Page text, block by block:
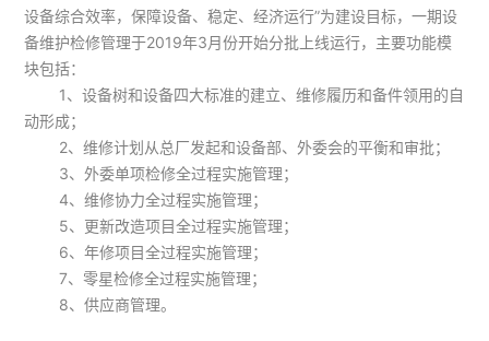
设备综合效率，保障设备、稳定、经济运行”为建设目标，一期设
备维护检修管理于2019年3月份开始分批上线运行，主要功能模
块包括：
1、设备树和设备四大标准的建立、维修履历和备件领用的自
动形成；
2、维修计划从总厂发起和设备部、外委会的平衡和审批；
3、外委单项检修全过程实施管理；
4、维修协力全过程实施管理；
5、更新改造项目全过程实施管理；
6、年修项目全过程实施管理；
7、零星检修全过程实施管理；
8、供应商管理。